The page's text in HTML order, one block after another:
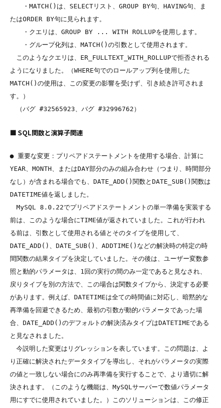
・MATCH()は、SELECTリスト、GROUP BY句、HAVING句、ま
たはORDER BY句に見られます。
・クエリは、GROUP BY ... WITH ROLLUPを使用します。
・グループ化列は、MATCH()の引数として使用されます。
このようなクエリは、ER_FULLTEXT_WITH_ROLLUPで拒否される
ようになりました。（WHERE句でのロールアップ列を使用した
MATCH()の使用は、この変更の影響を受けず、引き続き許可されま
す。）
■ SQL関数と演算子関連
● 重要な変更：プリペアドステートメントを使用する場合、計算に
YEAR、MONTH、またはDAY部分のみの組み合わせ（つまり、時間部分
なし）が含まれる場合でも、DATE_ADD()関数とDATE_SUB()関数は
DATETIME値を返しました。
MySQL 8.0.22でプリペアドステートメントの単一準備を実装する
前は、このような場合にTIME値が返されていました。これが行われ
る前は、引数として使用される値とそのタイプを使用して、
DATE_ADD()、DATE_SUB()、ADDTIME()などの解決時の特定の時
間関数の結果タイプを決定していました。その後は、ユーザー変数参
照と動的パラメータは、1回の実行の間のみ一定であると見なされ、
戻りタイプを別の方法で、この場合は関数タイプから、決定する必要
があります。例えば、DATETIMEは全ての時間値に対応し、暗黙的な
再準備を回避できるため、最初の引数が動的パラメータであった場
合、DATE_ADD()のデフォルトの解決済みタイプはDATETIMEである
と見なされました。
今説明した変更はリグレッションを表しています。この問題は、よ
り正確に解決されたデータタイプを導出し、それがパラメータの実際
の値と一致しない場合にのみ再準備を実行することで、より適切に解
決されます。（このような機能は、MySQLサーバーで数値パラメータ
用にすでに使用されていました。）このソリューションは、この修正